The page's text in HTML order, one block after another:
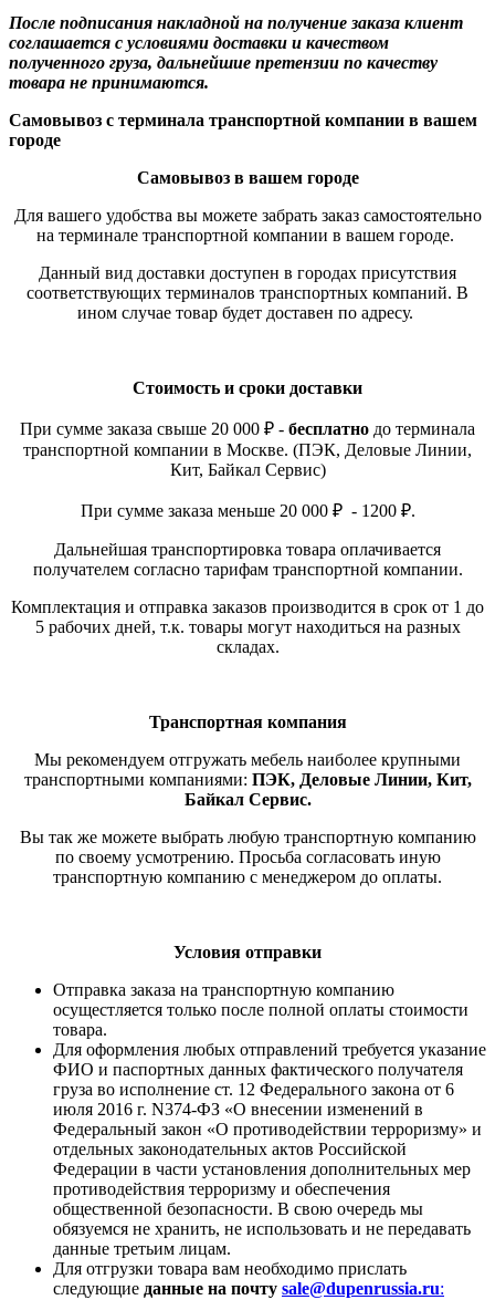
После подписания накладной на получение заказа клиент
соглашается с условиями доставки и качеством
полученного груза, дальнейшие претензии по качеству
товара не принимаются.
Самовывоз с терминала транспортной компании в вашем
городе
Самовывоз в вашем городе
Для вашего удобства вы можете забрать заказ самостоятельно
на терминале транспортной компании в вашем городе.
Данный вид доставки доступен в городах присутствия
соответствующих терминалов транспортных компаний. В
ином случае товар будет доставен по адресу.
Стоимость и сроки доставки
При сумме заказа свыше 20 000 ₽ - бесплатно до терминала
транспортной компании в Москве. (ПЭК, Деловые Линии,
Кит, Байкал Сервис)
При сумме заказа меньше 20 000 ₽ - 1200 ₽.
Дальнейшая транспортировка товара оплачивается
получателем согласно тарифам транспортной компании.
Комплектация и отправка заказов производится в срок от 1 до
5 рабочих дней, т.к. товары могут находиться на разных
складах.
Транспортная компания
Мы рекомендуем отгружать мебель наиболее крупными
транспортными компаниями: ПЭК, Деловые Линии, Кит,
Байкал Сервис.
Вы так же можете выбрать любую транспортную компанию
по своему усмотрению. Просьба согласовать иную
транспортную компанию с менеджером до оплаты.
Условия отправки
Отправка заказа на транспортную компанию
осущестляется только после полной оплаты стоимости
товара.
Для оформления любых отправлений требуется указание
ФИО и паспортных данных фактического получателя
груза во исполнение ст. 12 Федерального закона от 6
июля 2016 г. N374-ФЗ «О внесении изменений в
Федеральный закон «О противодействии терроризму» и
отдельных законодательных актов Российской
Федерации в части установления дополнительных мер
противодействия терроризму и обеспечения
общественной безопасности. В свою очередь мы
обязуемся не хранить, не использовать и не передавать
данные третьим лицам.
Для отгрузки товара вам необходимо прислать
следующие данные на почту sale@dupenrussia.ru: